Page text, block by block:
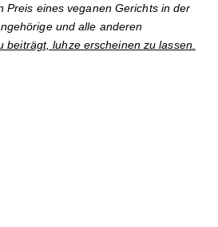
Preis eines veganen Gerichts in der
und alle anderen
luhze erscheinen zu lassen.